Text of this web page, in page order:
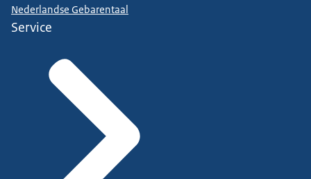
Nederlandse Gebarentaal
Service